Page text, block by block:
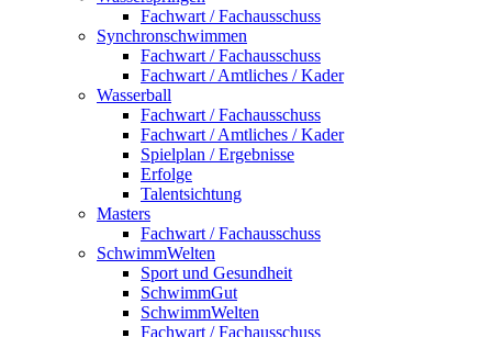
Fachwart / Fachausschuss
Synchronschwimmen
Fachwart / Fachausschuss
Fachwart / Amtliches / Kader
Wasserball
Fachwart / Fachausschuss
Fachwart / Amtliches / Kader
Spielplan / Ergebnisse
Erfolge
Talentsichtung
Masters
Fachwart / Fachausschuss
SchwimmWelten
Sport und Gesundheit
SchwimmGut
SchwimmWelten
Fachwart / Fachausschuss